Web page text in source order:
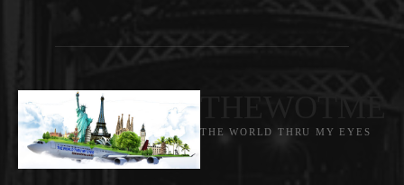
THE WORLD THRU MY EYES